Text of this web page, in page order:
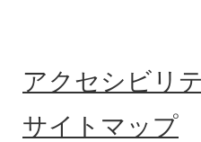
アクセシビリ
サイトマップ